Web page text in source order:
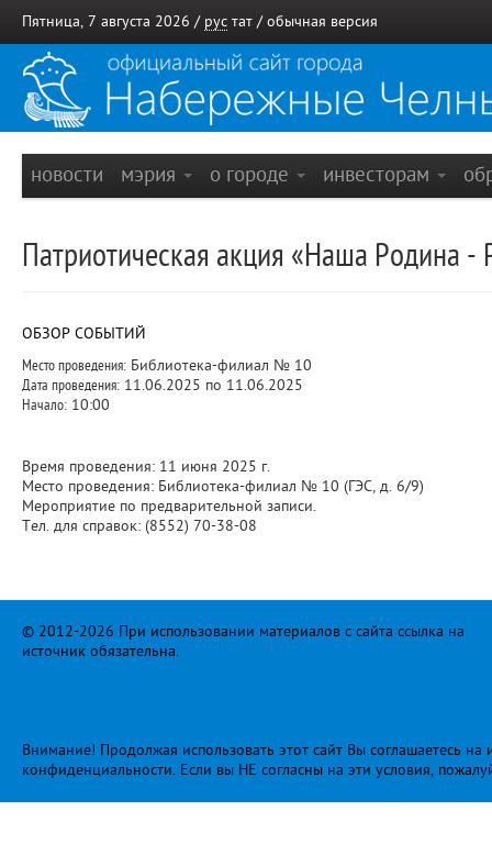
Пятница, 7 августа 2026 / рус тат / обычная версия
новости мэрия о городе инвесторам
Патриотическая акция «Наша Родина -
ОБЗОР СОБЫТИЙ
Место проведения: Библиотека-филиал № 10
Дата проведения: 11.06.2025 по 11.06.2025
Начало: 10:00
Время проведения: 11 июня 2025 г.
Место проведения: Библиотека-филиал № 10 (ГЭС, д. 6/9)
Мероприятие по предварительной записи.
Тел. для справок: (8552) 70-38-08
© 2012-2026 При использовании материалов с сайта ссылка на
источник обязательна.
Внимание! Продолжая использовать этот сайт Вы соглашаетесь
конфиденциальности. Если вы НЕ согласны на эти условия,